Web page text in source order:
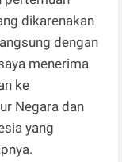
dikarenakan
dengan
menerima
ke
Negara dan
yang